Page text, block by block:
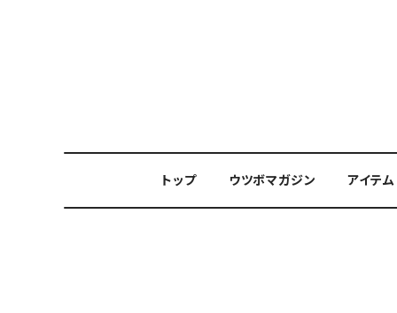
トップ ウツボマガジン アイテム